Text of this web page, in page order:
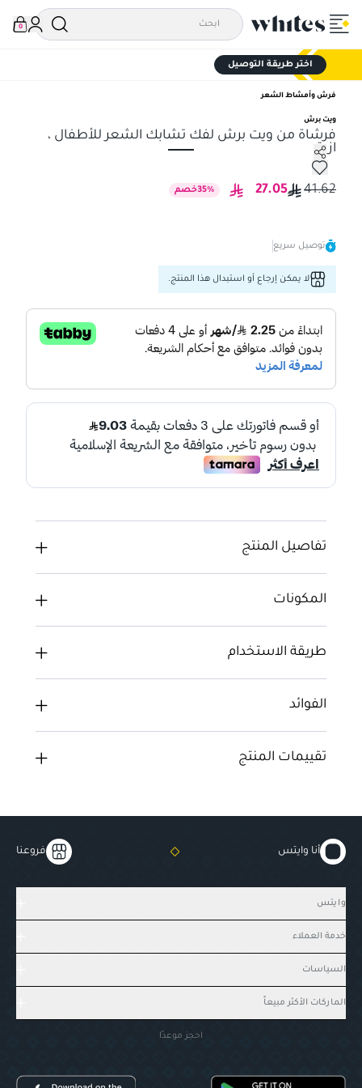
0
اختر طريقة التوصيل
فرش وأمشاط الشعر
ويت برش
فرشاة من ويت برش لفك تشابك الشعر للأطفال ،
ازرق
فرشاة من ويت برش لفك تشابك الشعر للأطفال ، ازرق
41.62
27.05
35% خصم
توصيل سريع
لا يمكن إرجاع أو استبدال هذا المنتج.
تفاصيل المنتج
المكونات
طريقة الاستخدام
الفوائد
تقييمات المنتج
أنا وايتس فروعنا
وايتس
خدمة العملاء
السياسات
الماركات الأكثر مبيعاً
احجز موعدًا